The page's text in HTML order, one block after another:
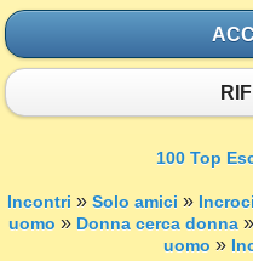
100 Top
Incontri » Solo amici »
uomo » Donna cerca donna »
uomo »